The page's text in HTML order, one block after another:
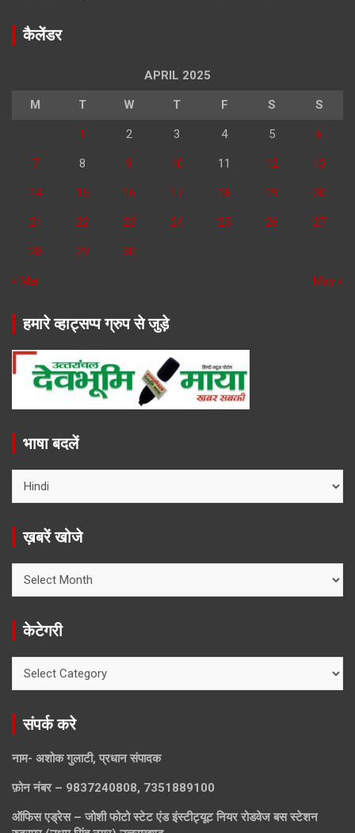
कैलेंडर
APRIL 2025
M T W T F S S
1 2 3 4 5 6
7 8 9 10 11 12 13
14 15 16 17 18 19 20
21 22 23 24 25 26 27
28 29 30
« Mar May »
हमारे व्हाट्सप्प ग्रुप से जुड़े
भाषा बदलें
ख़बरें खोजे
खोजे
केटेगरी
संपर्क करे
नाम- अशोक गुलाटी, प्रधान संपादक
फ़ोन नंबर – 9837240808, 7351889100
ऑफिस एड्रेस – जोशी फोटो स्टेट एंड इंस्टीट्यूट नियर रोडवेज बस स्टेशन